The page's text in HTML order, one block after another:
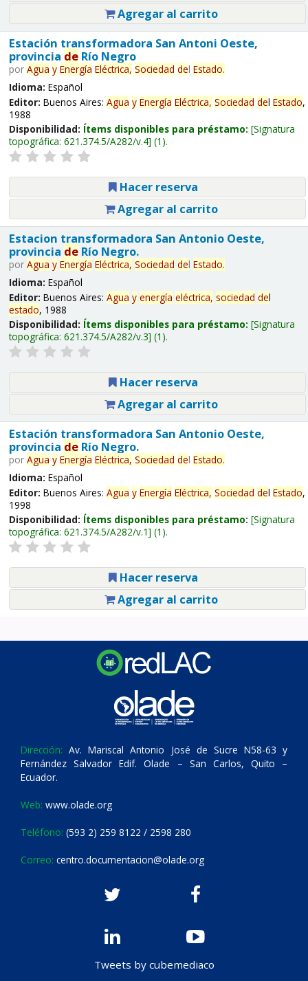
Agregar al carrito
Estación transformadora San Antoni Oeste,
provincia deRío Negro
por Agua y Energía Eléctrica, Sociedad del Estado.
Idioma: Español
Editor: Buenos Aires: Agua y Energía Eléctrica, Sociedad del Estado,
1988
Disponibilidad: Ítems disponibles para préstamo: Signatura
topográfica: 621.374.5/A282/v.4 (1).
Hacer reserva
Agregar al carrito
Estacion transformadora San Antonio Oeste,
provincia deRío Negro.
por Agua y Energía Eléctrica, Sociedad del Estado.
Idioma: Español
Editor: Buenos Aires: Agua y energía eléctrica, sociedad del
estado, 1988
Disponibilidad: Ítems disponibles para préstamo: Signatura
topográfica: 621.374.5/A282/v.3 (1).
Hacer reserva
Agregar al carrito
Estación transformadora San Antonio Oeste,
provincia deRío Negro.
por Agua y Energía Eléctrica, Sociedad del Estado.
Idioma: Español
Editor: Buenos Aires: Agua y Energía Eléctrica, Sociedad del Estado,
1998
Disponibilidad: Ítems disponibles para préstamo: Signatura
topográfica: 621.374.5/A282/v.1 (1).
Hacer reserva
Agregar al carrito
Dirección: Av. Mariscal Antonio José de Sucre N58-63 y
Fernández Salvador Edif. Olade – San Carlos, Quito –
Ecuador.
Web: www.olade.org
Teléfono: (593 2) 259 8122 / 2598 280
Correo: centro.documentacion@olade.org
Tweets by cubemediaco